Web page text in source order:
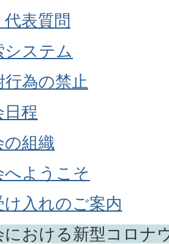
表質問
システム
為の禁止
日程
の組織
へようこそ
け入れのご案内
における新型コロナ